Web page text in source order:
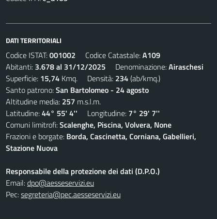
DATI TERRITORIALI
Codice ISTAT:001002 Codice Catastale:A109
Abitanti: 3.678 al 31/12/2025 Denominazione:Airaschesi
Superficie: 15,74 Kmq. Densità: 234(ab/kmq.)
Santo patrono:San Bartolomeo - 24 agosto
Altitudine media: 257 m.s.l.m.
Latitudine:44° 55' 4'' Longitudine: 7° 29' 7''
Comuni limitrofi:Scalenghe, Piscina, Volvera, None
Frazioni e borgate: Borda, Cascinetta, Corniana, Gabellieri,
Stazione Nuova
Responsabile della protezione dei dati (D.P.O.)
Email:dpo@aesseservizi.eu
Pec:segreteria@pec.aesseservizi.eu